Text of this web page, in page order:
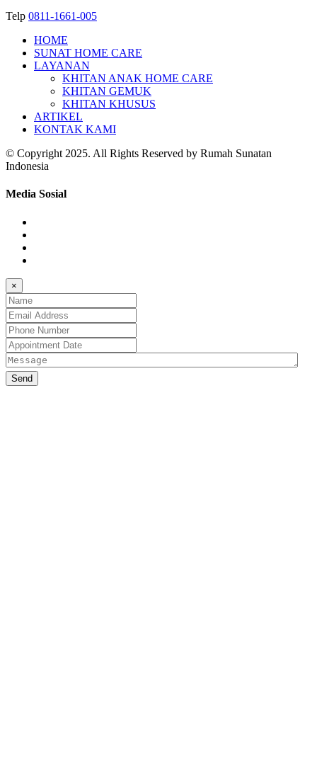
Telp 0811-1661-005
HOME
SUNAT HOME CARE
LAYANAN
KHITAN ANAK HOME CARE
KHITAN GEMUK
KHITAN KHUSUS
ARTIKEL
KONTAK KAMI
© Copyright 2025. All Rights Reserved by Rumah Sunatan
Indonesia
Media Sosial
×